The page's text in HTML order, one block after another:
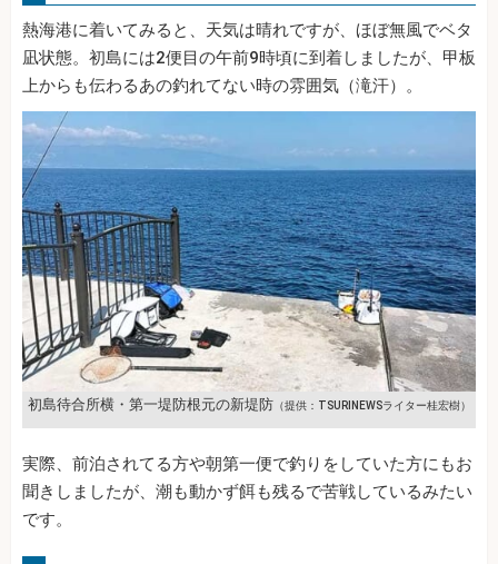
熱海港に着いてみると、天気は晴れですが、ほぼ無風でベタ
凪状態。初島には2便目の午前9時頃に到着しましたが、甲板
上からも伝わるあの釣れてない時の雰囲気（滝汗）。
初島待合所横・第一堤防根元の新堤防（提供：TSURINEWSライター桂宏樹）
実際、前泊されてる方や朝第一便で釣りをしていた方にもお
聞きしましたが、潮も動かず餌も残るで苦戦しているみたい
です。